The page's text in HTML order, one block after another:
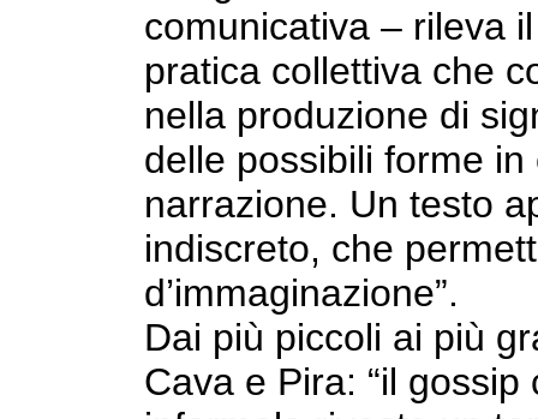
comunicativa – rileva
pratica collettiva che
nella produzione di
delle possibili forme
narrazione. Un testo
indiscreto, che
d’immaginazione”.
Dai più piccoli ai più
Cava e Pira: “il